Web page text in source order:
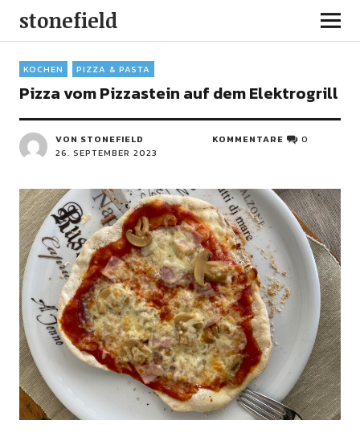
stonefield
KOCHEN PIZZA & PASTA
Pizza vom Pizzastein auf dem Elektrogrill
VON STONEFIELD
26. SEPTEMBER 2023
KOMMENTARE 0